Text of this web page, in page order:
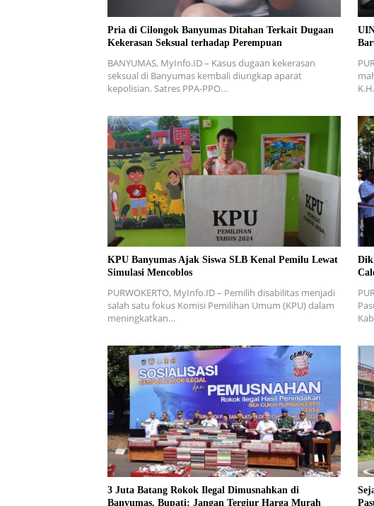
Pria di Cilongok Banyumas Ditahan Terkait Dugaan
Kekerasan Seksual terhadap Perempuan
BANYUMAS, MyInfo.ID – Kasus dugaan kekerasan
seksual di Banyumas kembali diungkap aparat
kepolisian. Satres PPA-PPO…
KPU Banyumas Ajak Siswa SLB Kenal Pemilu Lewat
Simulasi Mencoblos
PURWOKERTO, MyInfo.ID – Pemilih disabilitas menjadi
salah satu fokus Komisi Pemilihan Umum (KPU) dalam
meningkatkan…
3 Juta Batang Rokok Ilegal Dimusnahkan di
Banyumas, Bupati: Jangan Tergiur Harga Murah